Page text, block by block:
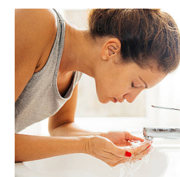
CBOOK
屬
的
生
活
度。